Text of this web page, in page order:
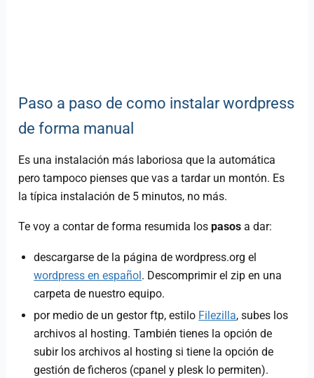
Paso a paso de como instalar wordpress
de forma manual
Es una instalación más laboriosa que la automática
pero tampoco pienses que vas a tardar un montón. Es
la típica instalación de 5 minutos, no más.
Te voy a contar de forma resumida lospasos a dar:
descargarse de la página de wordpress.org el
wordpress en español. Descomprimir el zip en una
carpeta de nuestro equipo.
por medio de un gestor ftp, estilo Filezilla, subes los
archivos al hosting. También tienes la opción de
subir los archivos al hosting si tiene la opción de
gestión de ficheros (cpanel y plesk lo permiten).